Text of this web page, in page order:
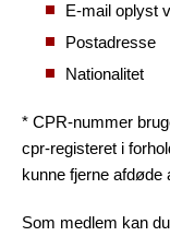
E-mail oplyst
Postadresse
Nationalitet
* CPR-nummer
cpr-registeret i
kunne fjerne afdøde
Som medlem kan